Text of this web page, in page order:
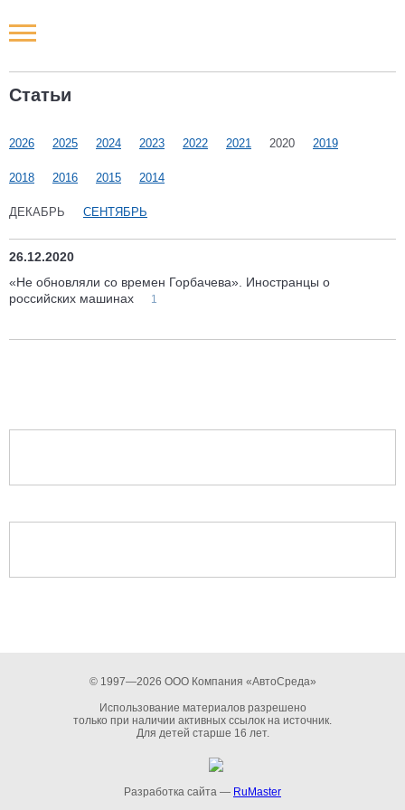
Статьи
2026 2025 2024 2023 2022 2021 2020 2019
2018 2016 2015 2014
ДЕКАБРЬ СЕНТЯБРЬ
26.12.2020
«Не обновляли со времен Горбачева». Иностранцы о
российских машинах
1
© 1997—2026 ООО Компания «АвтоСреда»
Использование материалов разрешено
только при наличии активных ссылок на источник.
Для детей старше 16 лет.
Разработка сайта — RuMaster
Новости РФ
Наши мероприятия
Статьи